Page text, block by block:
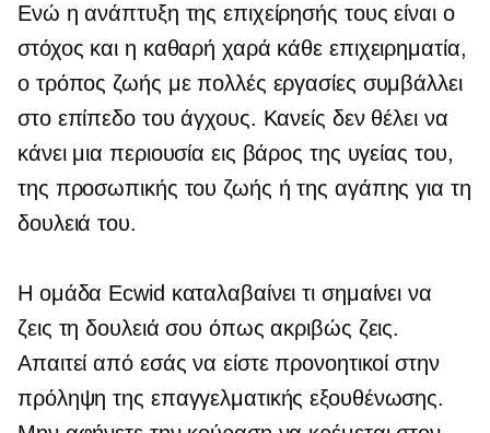
Ενώ η ανάπτυξη της επιχείρησής τους είναι ο
στόχος και η καθαρή χαρά κάθε επιχειρηματία,
ο τρόπος ζωής με πολλές εργασίες συμβάλλει
στο επίπεδο του άγχους. Κανείς δεν θέλει να
κάνει μια περιουσία εις βάρος της υγείας του,
της προσωπικής του ζωής ή της αγάπης για τη
δουλειά του.
Η ομάδα Ecwid καταλαβαίνει τι σημαίνει να
ζεις τη δουλειά σου όπως ακριβώς ζεις.
Απαιτεί από εσάς να είστε προνοητικοί στην
πρόληψη της επαγγελματικής εξουθένωσης.